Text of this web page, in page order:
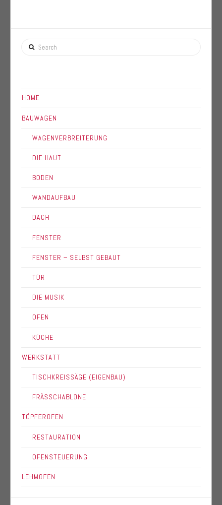
Search
HOME
BAUWAGEN
WAGENVERBREITERUNG
DIE HAUT
BODEN
WANDAUFBAU
DACH
FENSTER
FENSTER – SELBST GEBAUT
TÜR
DIE MUSIK
OFEN
KÜCHE
WERKSTATT
TISCHKREISSÄGE (EIGENBAU)
FRÄSSCHABLONE
TÖPFEROFEN
RESTAURATION
OFENSTEUERUNG
LEHMOFEN